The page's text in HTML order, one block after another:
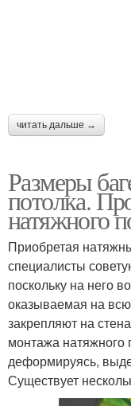
читать дальше →
Размеры
потолка.
натяжного
Приобретая
специалисты
поскольку на него
оказываемая на
закрепляют на
монтажа натяжного
деформируясь,
Существует